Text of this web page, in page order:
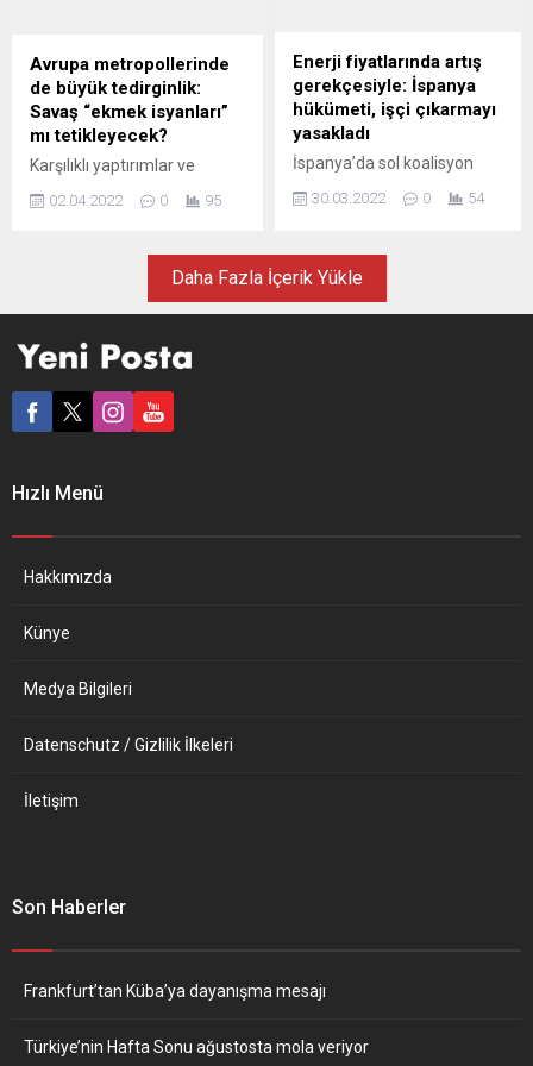
Avrupa medyasında
yorumcular, değişen
derecelerde olsa da ciddi
bir...
başkanlığını yürüten 41
yaşındaki Casado görevini
bıraktı. Madrid...
Avrupa metropollerinde
de büyük tedirginlik:
Savaş “ekmek isyanları”
mı tetikleyecek?
Karşılıklı yaptırımlar ve
dünya pazarından giderek
ediliyor. Ama dünya pazarı
ekonomisi, beklenmedik bir
kaldığını da anlamaya
Ukrayna savaşından önce
zaten yüksek olan enerji
üreticileri olduğu...
02.04.2022 0 95
Enerji fiyatlarında artış
gerekçesiyle: İspanya
hükümeti, işçi çıkarmayı
yasakladı
İspanya’da sol koalisyon
savaşının ekonomideki
önlemler kapsamında enerji
fiyatlarındaki artış
gerekçesiyle işçi
30.03.2022 0 54
Daha Fazla İçerik Yükle
Hızlı Menü
Hakkımızda
Künye
Medya Bilgileri
Datenschutz / Gizlilik İlkeleri
İletişim
Son Haberler
Frankfurt’tan Küba’ya dayanışma mesajı
Türkiye’nin Hafta Sonu ağustosta mola veriyor